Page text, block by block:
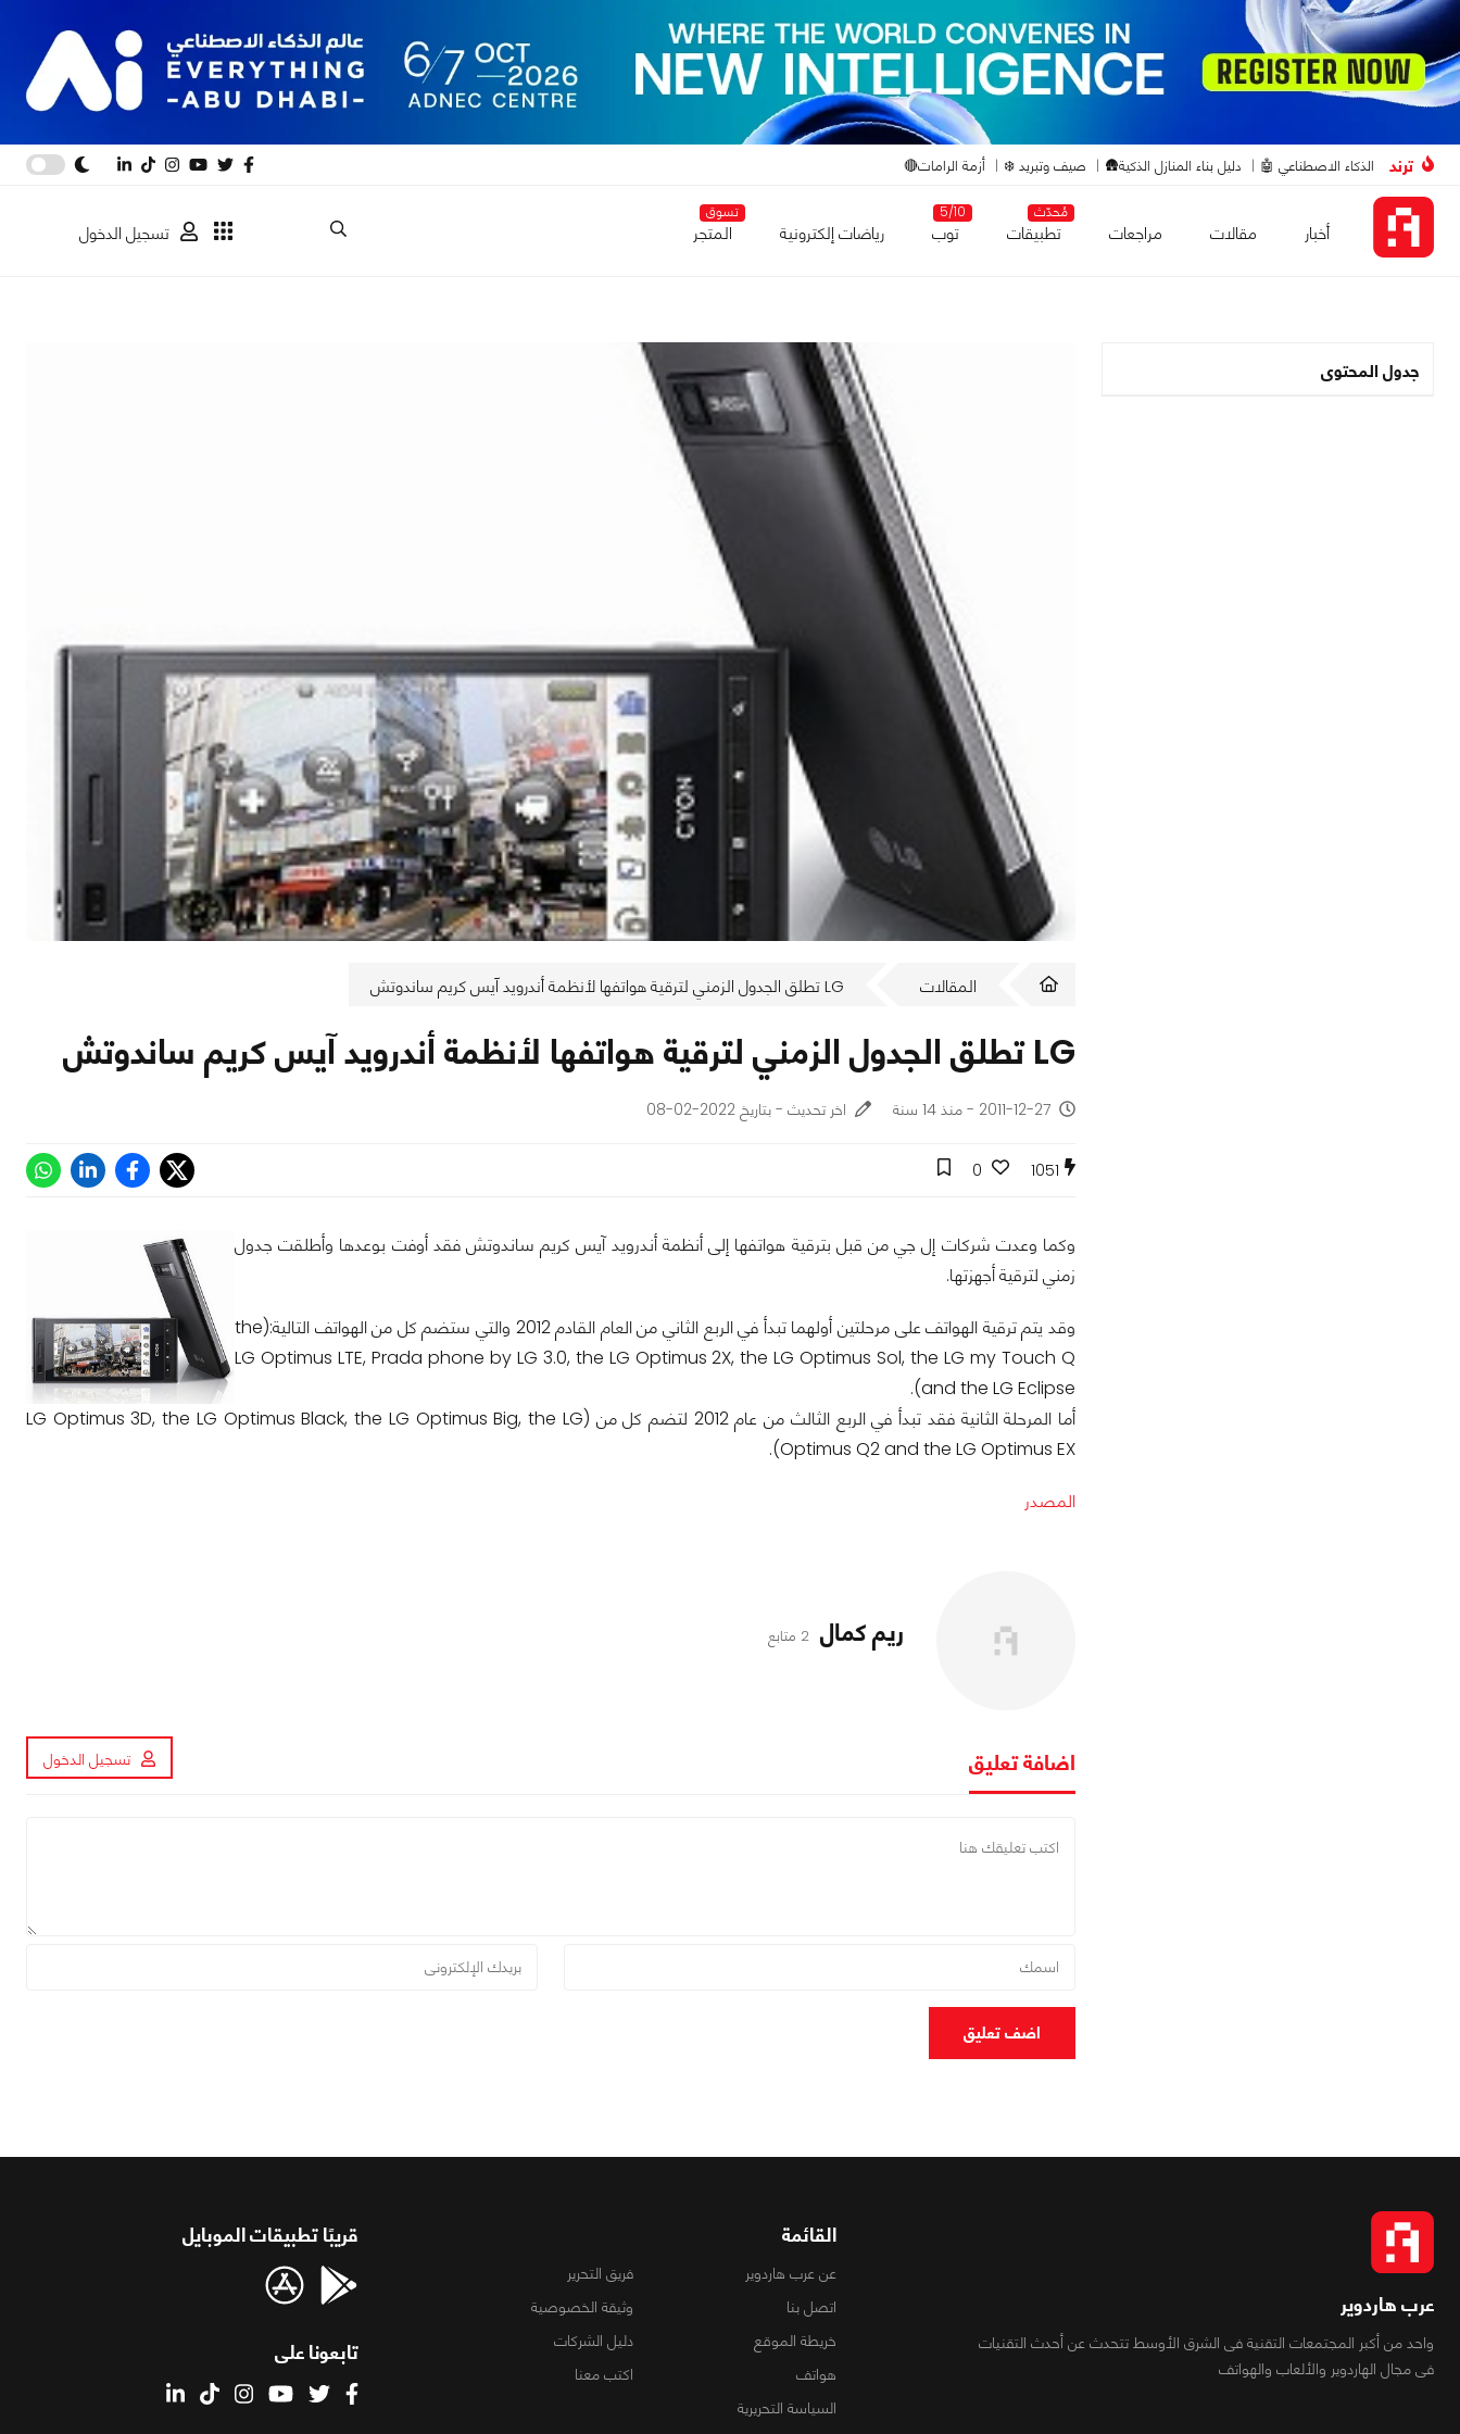
ترند الذكاء الاصطناعي 🤖 دليل بناء المنازل الذكية🛖 صيف وتبريد ❄️ أزمة الرامات🔴
أخبار مقالات مراجعات
مُحدّث
تطبيقات
5/10
توب رياضات إلكترونية
تسوق
المتجر تسجيل الدخول
جدول المحتوى
المقالات LG تطلق الجدول الزمني لترقية هواتفها لأنظمة أندرويد آيس كريم ساندوتش
LG تطلق الجدول الزمني لترقية هواتفها لأنظمة أندرويد آيس كريم ساندوتش
2011-12-27 - منذ 14 سنة اخر تحديث - بتاريخ 2022-02-08
1051
0
وكما وعدت شركات إل جي من قبل بترقية هواتفها إلى أنظمة أندرويد آيس كريم ساندوتش فقد أوفت بوعدها وأطلقت جدول
زمني لترقية أجهزتها.
وقد يتم ترقية الهواتف على مرحلتين أولهما تبدأ في الربع الثاني من العام القادم 2012 والتي ستضم كل من الهواتف التالية:(the
LG Optimus LTE, Prada phone by LG 3.0, the LG Optimus 2X, the LG Optimus Sol, the LG my Touch Q
and the LG Eclipse).
أما المرحلة الثانية فقد تبدأ في الربع الثالث من عام 2012 لتضم كل من (LG Optimus 3D, the LG Optimus Black, the LG Optimus Big, the LG
Optimus Q2 and the LG Optimus EX).
المصدر
ريم كمال 2 متابع
اضافة تعليق تسجيل الدخول
اضف تعليق
عرب هاردوير
واحد من أكبر المجتمعات التقنية فى الشرق الأوسط تتحدث عن أحدث التقنيات
فى مجال الهاردوير والألعاب والهواتف
القائمة
عن عرب هاردوير
فريق التحرير
اتصل بنا
وثيقة الخصوصية
خريطة الموقع
دليل الشركات
هواتف
اكتب معنا
السياسة التحريرية
قريبًا تطبيقات الموبايل
تابعونا على